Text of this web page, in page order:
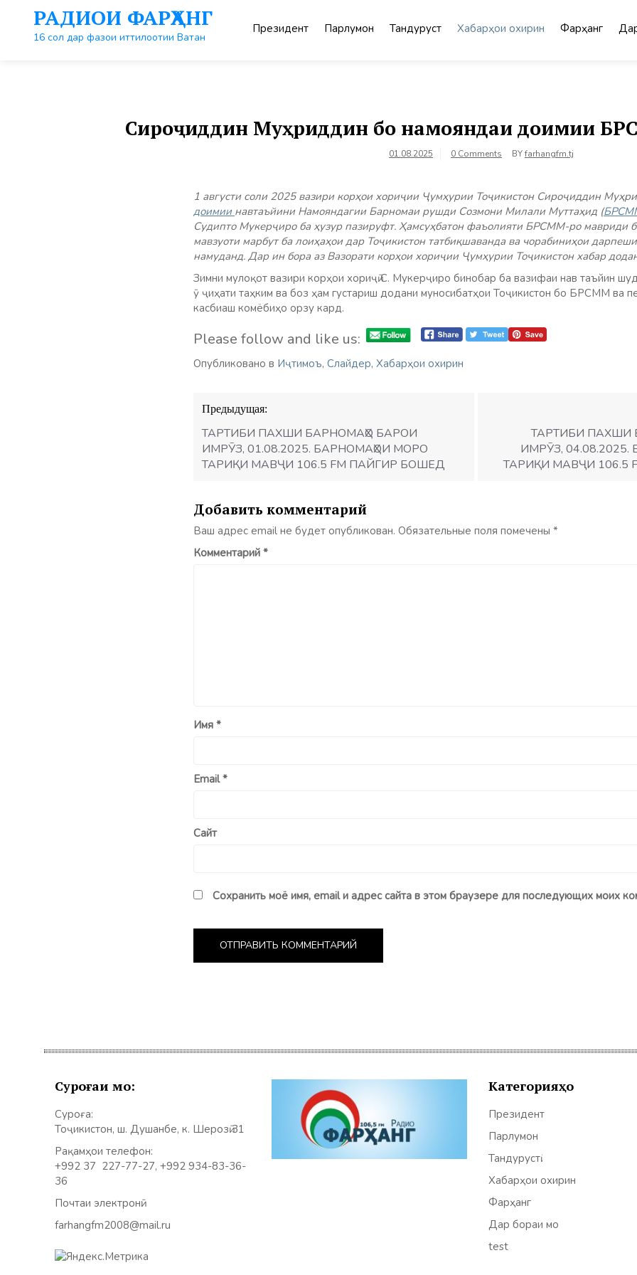
контенту
РАДИОИ ФАРҲАНГ
16 сол дар фазои иттилоотии Ватан
Президент Парлумон Тандурустӣ Хабарҳои охирин Фарҳанг
Сироҷиддин Муҳриддин бо намояндаи доимии
01.08.2025 0 Comments BYfarhangfm.tj
1 августи соли 2025 вазири корҳои хориҷии Ҷумҳурии Тоҷикистон Сироҷиддин
доимии навтаъйини Намояндагии Барномаи рушди Созмони Милали Муттаҳид (
Судипто Мукерҷиро ба ҳузур пазируфт. Ҳамсуҳбатон фаъолияти БРСММ-ро мавриди
мавзуоти марбут ба лоиҳаҳои дар Тоҷикистон татбиқшаванда ва чорабиниҳои
намуданд. Дар ин бора аз Вазорати корҳои хориҷии Ҷумҳурии Тоҷикистон хабар
Зимни мулоқот вазири корҳои хориҷӣ С. Мукерҷиро бинобар ба вазифаи нав таъйин
ӯ ҷиҳати таҳким ва боз ҳам густариш додани муносибатҳои Тоҷикистон бо БРСММ ва
касбиаш комёбиҳо орзу кард.
Please follow and like us:
Опубликовано в Иҷтимоъ, Слайдер, Хабарҳои охирин
Навигация
по
записям
Предыдущая:
ТАРТИБИ ПАХШИ БАРНОМАҲО БАРОИ
ИМРӮЗ, 01.08.2025. БАРНОМАҲОИ МОРО
ТАРИҚИ МАВҶИ 106.5 FM ПАЙГИР БОШЕД
ТАРТИБИ ПАХШИ
ИМРӮЗ,
ТАРИҚИ МАВҶИ 106.5
Добавить комментарий
Ваш адрес email не будет опубликован. Обязательные поля помечены *
Комментарий *
Имя *
Email*
Сайт
Сохранить моё имя, email и адрес сайта в этом браузере для последующих моих
Суроғаи мо:
Суроға:
Тоҷикистон, ш. Душанбе, к. Шерозӣ 31
Рақамҳои телефон:
+992 37 227-77-27, +992 934-83-36-
36
Почтаи электронӣ:
farhangfm2008@mail.ru
Категорияҳо
Президент
Парлумон
Тандурустӣ
Хабарҳои охирин
Фарҳанг
Дар бораи мо
test